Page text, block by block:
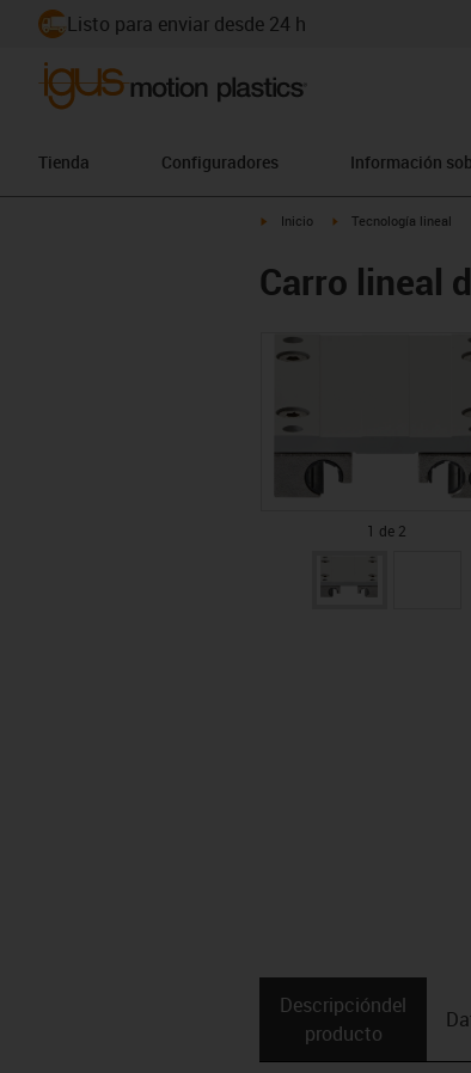
Listo para enviar desde 24 h
Tienda Configuradores Información
igus-icon-arrow-right
Inicio igus-icon-arrow-right
Tecnología lineal
Carro lineal
1 de 2
Descripción­del
producto